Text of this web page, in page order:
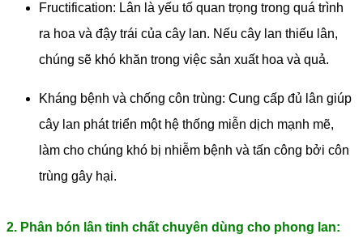
Fructification: Lân là yếu tố quan trọng trong quá trình
ra hoa và đậy trái của cây lan. Nếu cây lan thiếu lân,
chúng sẽ khó khăn trong việc sản xuất hoa và quả.
Kháng bệnh và chống côn trùng: Cung cấp đủ lân giúp
cây lan phát triển một hệ thống miễn dịch mạnh mẽ,
làm cho chúng khó bị nhiễm bệnh và tấn công bởi côn
trùng gây hại.
2. Phân bón lân tinh chất chuyên dùng cho phong lan: